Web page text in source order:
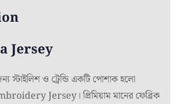
Jersey
স্টাইলিশ ও ট্রেন্ডি একটি পোশাক হলো
Jersey। প্রিমিয়াম মানের ফেব্রিক